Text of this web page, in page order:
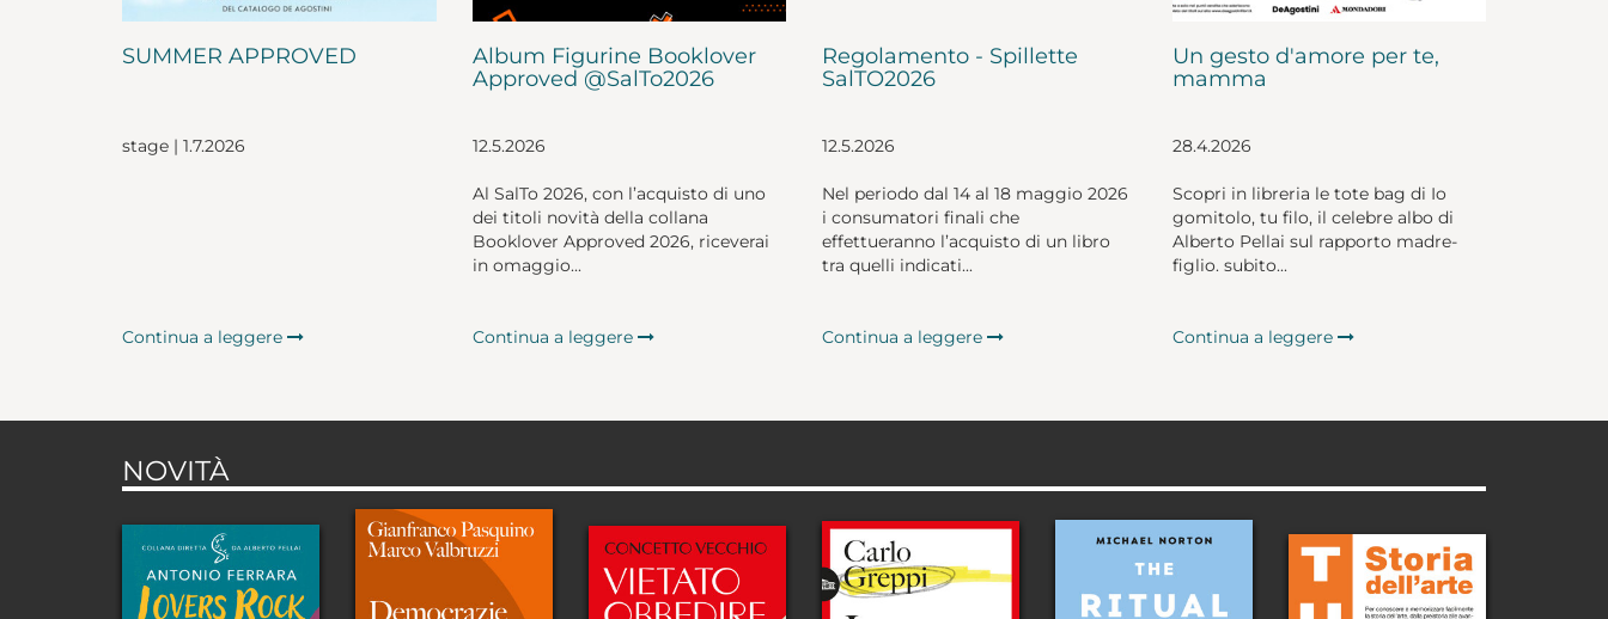
SUMMER APPROVED
stage | 1.7.2026
Continua a leggere
Album Figurine Booklover
Approved @SalTo2026
12.5.2026
Al SalTo 2026, con l’acquisto di uno
dei titoli novità della collana
Booklover Approved 2026, riceverai
in omaggio...
Continua a leggere
Regolamento - Spillette
SalTO2026
12.5.2026
Nel periodo dal 14 al 18 maggio 2026
i consumatori finali che
effettueranno l’acquisto di un libro
tra quelli indicati...
Continua a leggere
Un gesto d'amore per te,
mamma
28.4.2026
Scopri in libreria le tote bag di Io
gomitolo, tu filo, il celebre albo di
Alberto Pellai sul rapporto madre-
figlio. subito...
Continua a leggere
NOVITÀ